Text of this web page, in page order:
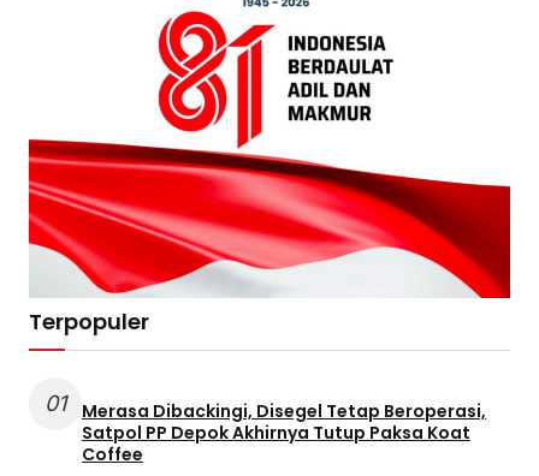
Terpopuler
01
Merasa Dibackingi, Disegel Tetap Beroperasi,
Satpol PP Depok Akhirnya Tutup Paksa Koat
Coffee